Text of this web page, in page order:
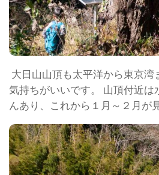
大日山山頂も太平洋から東京湾
気持ちがいいです。 山頂付近は
んあり、これから１月～２月が